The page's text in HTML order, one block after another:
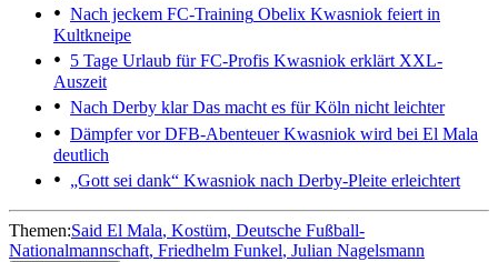
Nach jeckem FC-Training Obelix Kwasniok feiert in
Kultkneipe
5 Tage Urlaub für FC-Profis Kwasniok erklärt XXL-
Auszeit
Nach Derby klarDas macht es für Köln nicht leichter
Dämpfer vor DFB-AbenteuerKwasniok wird bei El Mala
deutlich
„Gott sei dank“ Kwasniok nach Derby-Pleite erleichtert
Themen:Said El Mala Kostüm Deutsche Fußball-
Nationalmannschaft Friedhelm Funkel Julian Nagelsmann